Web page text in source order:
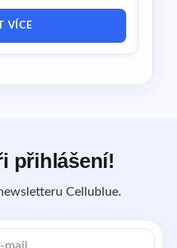
VÍCE
přihlášení!
Cellublue.